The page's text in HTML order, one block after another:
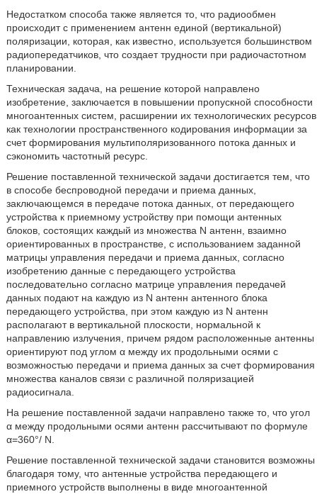
Недостатком способа также является то, что радиообмен
происходит с применением антенн единой (вертикальной)
поляризации, которая, как известно, используется большинством
радиопередатчиков, что создает трудности при радиочастотном
планировании.
Техническая задача, на решение которой направлено
изобретение, заключается в повышении пропускной способности
многоантенных систем, расширении их технологических ресурсов
как технологии пространственного кодирования информации за
счет формирования мультиполяризованного потока данных и
сэкономить частотный ресурс.
Решение поставленной технической задачи достигается тем, что
в способе беспроводной передачи и приема данных,
заключающемся в передаче потока данных, от передающего
устройства к приемному устройству при помощи антенных
блоков, состоящих каждый из множества N антенн, взаимно
ориентированных в пространстве, с использованием заданной
матрицы управления передачи и приема данных, согласно
изобретению данные с передающего устройства
последовательно согласно матрице управления передачей
данных подают на каждую из N антенн антенного блока
передающего устройства, при этом каждую из N антенн
располагают в вертикальной плоскости, нормальной к
направлению излучения, причем рядом расположенные антенны
ориентируют под углом α между их продольными осями с
возможностью передачи и приема данных за счет формирования
множества каналов связи с различной поляризацией
радиосигнала.
На решение поставленной задачи направлено также то, что угол
α между продольными осями антенн рассчитывают по формуле
α=360°/ N.
Решение поставленной технической задачи становится возможны
благодаря тому, что антенные устройства передающего и
приемного устройств выполнены в виде многоантенной